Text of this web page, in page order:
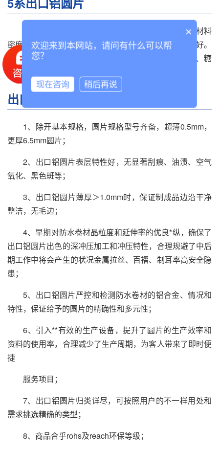
5系出口铝圆片 H*2 H*4 H*6 H18 H111 H112 具有材料
密度低，成品重量小。杭拉强度及延伸率高，疲劳强度好。
晶粒度更高，表面效果好。**炊具:后期工艺;阳极氧化、糖
瓷、喷涂、深冲等;不粘锅。压力容器:高压锅，等。
出口铝圆片要求
1、除开基本规格，圆片规格型号齐备，超薄0.5mm，
更厚6.5mm圆片；
2、出口铝圆片表层特性好，无显著刮痕、油渍、空气
氧化、黑色斑等；
3、出口铝圆片薄厚＞1.0mm时，保证制成品边沿干净
整洁，无毛边；
4、早期对防水卷材晶粒度和延伸率的优良*纵，确保了
出口铝圆片出色的深冲压加工和冲压特性，合理规避了中后
期工作中将会产生的状况金属拉丝、百褶、制耳率高安全隐
患；
5、出口铝圆片严控和检测防水卷材的铝合金、情况和
特性，保证给予的圆片的精确性和多元性；
6、引入**有效的生产设备，提升了圆片的生产效率和
资料的使用率，合理减少了生产周期，为客人带来了即时便
捷
服务项目；
7、出口铝圆片归类详尽，可按照用户的不一样用处和
需求挑选精确的类型；
8、商品合乎rohs及reach环保等级；
×
欢迎来到本网站，请问有什么可以帮
您？
现在咨询 稍后再说